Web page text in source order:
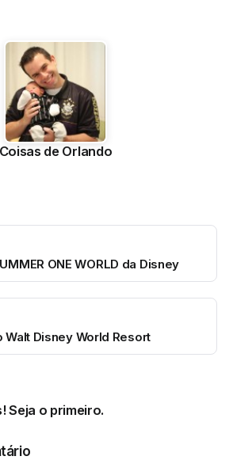
Coisas de Orlando
ONE WORLD da Disney
Disney World Resort
Seja o primeiro.